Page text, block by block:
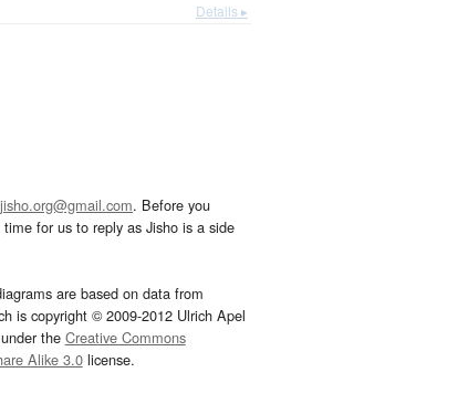
Details ▸
jisho.org@gmail.com. Before you
for us to reply as Jisho is a side
are based on data from
is copyright © 2009-2012 Ulrich Apel
the Creative Commons
Alike 3.0license.